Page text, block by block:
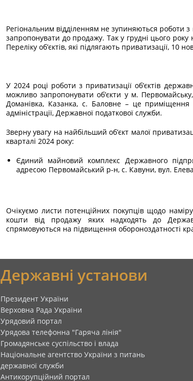
Регіональним відділенням не зупиняються роботи з
запропонувати до продажу. Так у грудні цього
Переліку об’єктів, які підлягають приватизації, 10
У 2024 році роботи з приватизації об’єктів
можливо запропонувати об’єкти у м.
Доманівка, Казанка, с. Баловне – це приміщення
адміністрації, Державної податкової служби.
Зверну увагу на найбільший об’єкт малої
кварталі 2024 року:
Єдиний майновий комплекс Державного
адресою Первомайський р-н, с. Кавуни, вул.
Очікуємо листи потенційних покупців щодо наміру
кошти від продажу яких надходять до
спрямовуються на підвищення обороноздатності
Державні установи
Президент України
Верховна Рада України
Урядовий портал
Урядова телефонна "Гаряча лінія"
Громадянське суспільство і влада
Національне агентство України з питань
державної служби
Антикорупційний портал